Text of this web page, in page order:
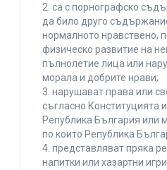
2. са с порнографско
да било друго
нормалното нравствено,
физическо развитие на
пълнолетие лица или
морала и добрите нрави;
3. нарушават права или
съгласно Конституцията
Република България или
по които Република
4. представляват пряка
напитки или хазартни